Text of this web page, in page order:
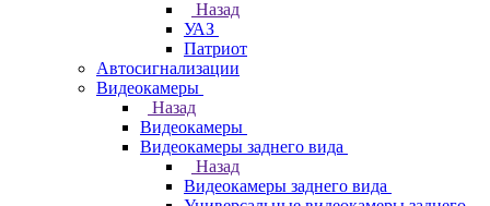
Назад
УАЗ
Патриот
Автосигнализации
Видеокамеры
Назад
Видеокамеры
Видеокамеры заднего вида
Назад
Видеокамеры заднего вида